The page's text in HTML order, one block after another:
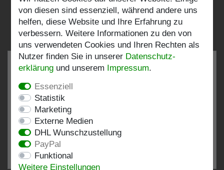
bei: shopvote.de, Amazon
Bewertungsprofil bei SHOPVOTE.DE ansehen
Informationen zur Echtheit von Kundenbewertungen
von diesen sind essenziell, während andere uns
helfen, diese Website und Ihre Erfahrung zu
verbessern. Weitere Informationen zu den von
uns verwendeten Cookies und Ihren Rechten als
Nutzer finden Sie in unserer Daten­schutz­
erklärung und unserem Impressum.
Essenziell
Statistik
Marketing
Externe Medien
DHL Wunschzustellung
PayPal
Funktional
Weitere Einstellungen